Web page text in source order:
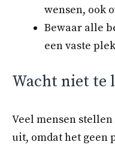
wensen, ook
Bewaar alle
een vaste
Wacht niet te
Veel mensen
uit, omdat het geen